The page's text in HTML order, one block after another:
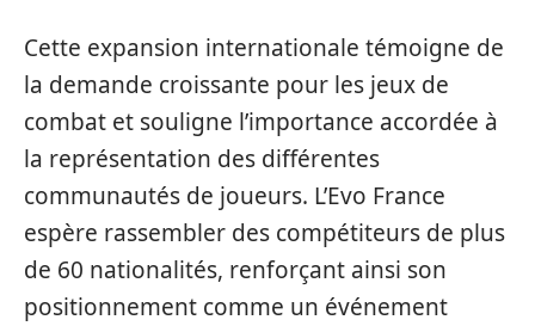
Cette expansion internationale témoigne de
la demande croissante pour les jeux de
combat et souligne l’importance accordée à
la représentation des différentes
communautés de joueurs. L’Evo France
espère rassembler des compétiteurs de plus
de 60 nationalités, renforçant ainsi son
positionnement comme un événement